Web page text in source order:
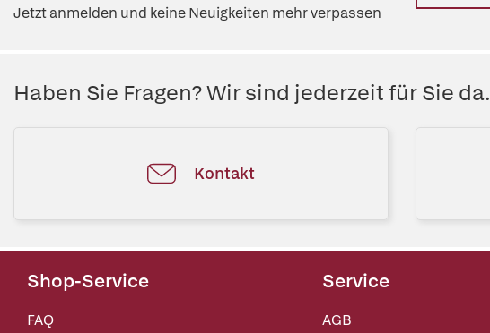
Jetzt anmelden und keine Neuigkeiten mehr verpassen
Haben Sie Fragen? Wir sind jederzeit für Sie da.
Kontakt
Shop-Service
FAQ
Service
AGB